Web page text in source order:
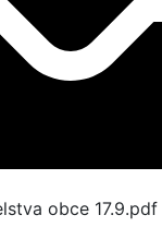
obce 17.9.pdf